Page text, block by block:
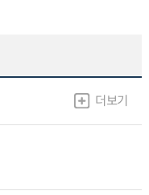
더보기